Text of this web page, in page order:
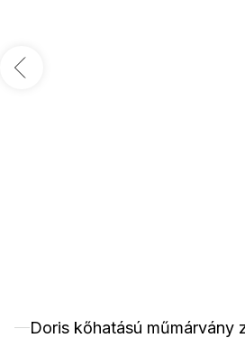
Doris kőhatású műmárvány